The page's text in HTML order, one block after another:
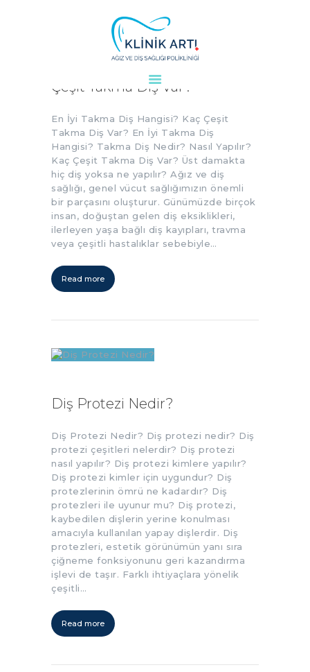
ANASAYFA
KURUMSAL
DOKTORLARIMIZ
TEDAVILER
VAKALAR
KVKK
AYDINLATMA
METNI
BLOG
KLINIĞIMIZ
İLETIŞIM
Çeşit Takma Diş Var?
En İyi Takma Diş Hangisi? Kaç Çeşit
Takma Diş Var? En İyi Takma Diş
Hangisi? Takma Diş Nedir? Nasıl Yapılır?
Kaç Çeşit Takma Diş Var? Üst damakta
hiç diş yoksa ne yapılır? Ağız ve diş
sağlığı, genel vücut sağlığımızın önemli
bir parçasını oluşturur. Günümüzde birçok
insan, doğuştan gelen diş eksiklikleri,
ilerleyen yaşa bağlı diş kayıpları, travma
veya çeşitli hastalıklar sebebiyle…
Read more
Diş Protezi Nedir?
Diş Protezi Nedir? Diş protezi nedir? Diş
protezi çeşitleri nelerdir? Diş protezi
nasıl yapılır? Diş protezi kimlere yapılır?
Diş protezi kimler için uygundur? Diş
protezlerinin ömrü ne kadardır? Diş
protezleri ile uyunur mu? Diş protezi,
kaybedilen dişlerin yerine konulması
amacıyla kullanılan yapay dişlerdir. Diş
protezleri, estetik görünümün yanı sıra
çiğneme fonksiyonunu geri kazandırma
işlevi de taşır. Farklı ihtiyaçlara yönelik
çeşitli…
Read more